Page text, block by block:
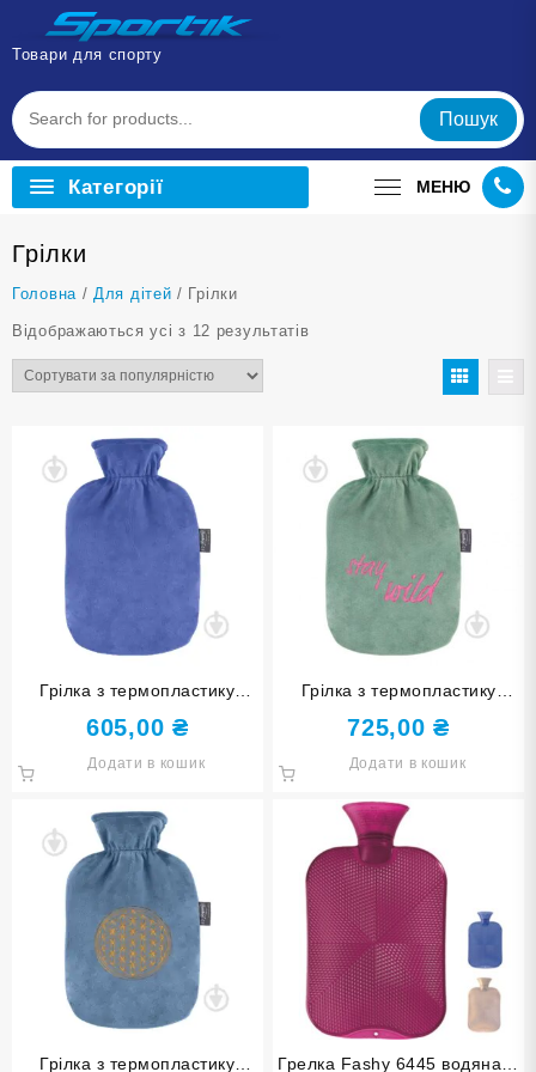
Перейти
вмісту
Товари для спорту
Пошук
Категорії МЕНЮ
Грілки
Головна / Для дітей / Грілки
Відображаються усі з 12 результатівВідсортовано
Грілка з термопластику
Fashy в чохлі 2 л
605,00 ₴
Додати в кошик
Грілка з термопластику
Fashy в чохлі 2 л 67393 60
725,00₴
Додати в кошик
Грілка з термопластику
Грелка Fashy 6445 водяна із